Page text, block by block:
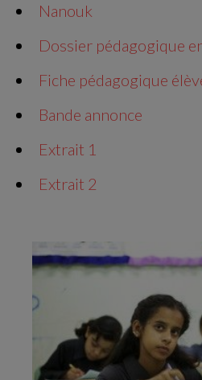
Nanouk
Dossier pédagogique
Fiche pédagogique
Bande annonce
Extrait 1
Extrait 2